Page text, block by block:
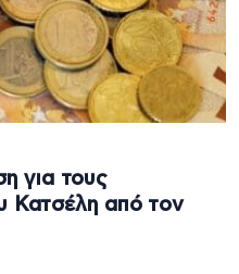
για τους
Κατσέλη από τον